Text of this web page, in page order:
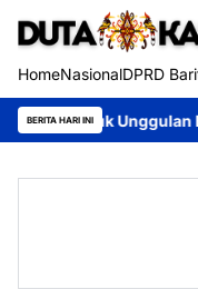
HomeNasionalDPRD
BERITA HARI INI
Berbahan Rotan